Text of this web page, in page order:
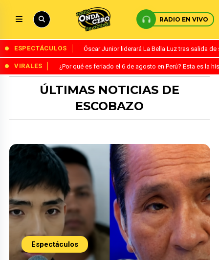
RADIO EN VIVO
ESPECTÁCULOS Óscar Junior liderará La Bella Luz tras salida
VIRALES ¿Por qué es feriado el 6 de agosto en Perú? Esta es la
ÚLTIMAS NOTICIAS DE
ESCOBAZO
Espectáculos